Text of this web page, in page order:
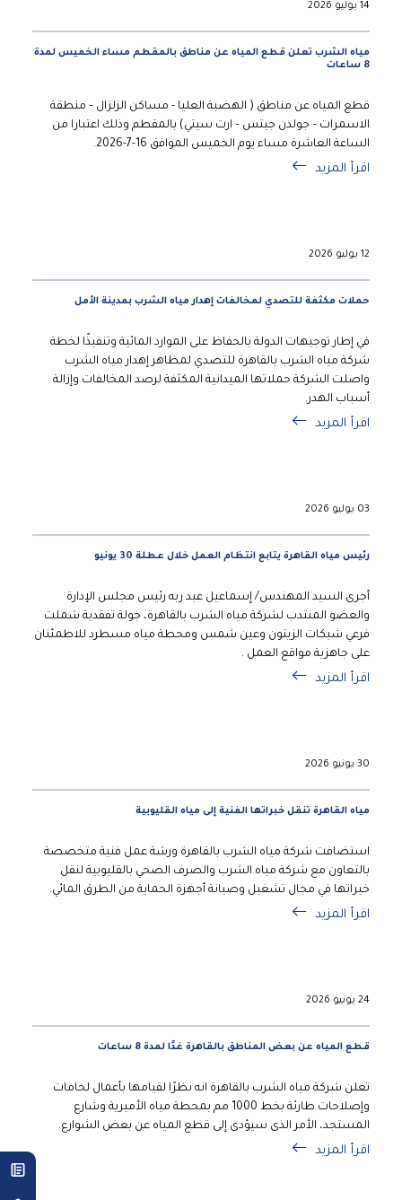
14 يوليو 2026
مياه الشرب تعلن قطع المياه عن مناطق بالمقطم مساء الخميس لمدة
8 ساعات
قطع المياه عن مناطق ( الهضبة العليا - مساكن الزلزال – منطقة
الاسمرات – جولدن جيتس – ارت سيتي) بالمقطم وذلك اعتبارا من
الساعة العاشرة مساء يوم الخميس الموافق 16-7-2026.
اقرأ المزيد
12 يوليو 2026
حملات مكثفة للتصدي لمخالفات إهدار مياه الشرب بمدينة الأمل
في إطار توجيهات الدولة بالحفاظ على الموارد المائية وتنفيذًا لخطة
شركة مياه الشرب بالقاهرة للتصدي لمظاهر إهدار مياه الشرب
واصلت الشركة حملاتها الميدانية المكثفة لرصد المخالفات وإزالة
أسباب الهدر.
اقرأ المزيد
03 يوليو 2026
رئيس مياه القاهرة يتابع انتظام العمل خلال عطلة 30 يونيو
أجرى السيد المهندس/ إسماعيل عبد ربه رئيس مجلس الإدارة
والعضو المنتدب لشركة مياه الشرب بالقاهرة، جولة تفقدية شملت
فرعي شبكات الزيتون وعين شمس ومحطة مياه مسطرد للاطمئنان
على جاهزية مواقع العمل .
اقرأ المزيد
30 يونيو 2026
مياه القاهرة تنقل خبراتها الفنية إلى مياه القليوبية
استضافت شركة مياه الشرب بالقاهرة ورشة عمل فنية متخصصة
بالتعاون مع شركة مياه الشرب والصرف الصحي بالقليوبية لنقل
خبراتها في مجال تشغيل وصيانة أجهزة الحماية من الطرق المائي.
اقرأ المزيد
24 يونيو 2026
قطع المياه عن بعض المناطق بالقاهرة غدًا لمدة 8 ساعات
تعلن شركة مياه الشرب بالقاهرة انه نظرًا لقيامها بأعمال لحامات
وإصلاحات طارئة بخط 1000 مم بمحطة مياه الأميرية وشارع
المستجد، الأمر الذى سيؤدى إلى قطع المياه عن بعض الشوارع.
اقرأ المزيد